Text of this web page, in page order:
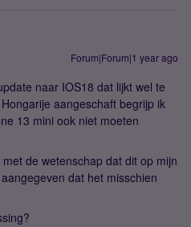
Forum|Forum|1 year ago
naar IOS18 dat lijkt wel te
aangeschaft begrijp ik
13 mini ook niet moeten
de wetenschap dat dit op mijn
dat het misschien